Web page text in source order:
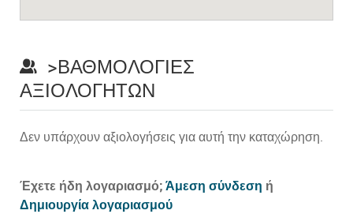
>ΒΑΘΜΟΛΟΓΊΕΣ
ΑΞΙΟΛΟΓΗΤΏΝ
Δεν υπάρχουν αξιολογήσεις για αυτή την καταχώρηση.
Έχετε ήδη λογαριασμό; Άμεση σύνδεση ή
Δημιουργία λογαριασμού